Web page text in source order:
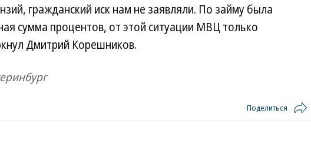
гражданский иск нам не заявляли. По займу была
сумма процентов, от этой ситуации МВЦ только
Дмитрий Корешников.
Поделиться